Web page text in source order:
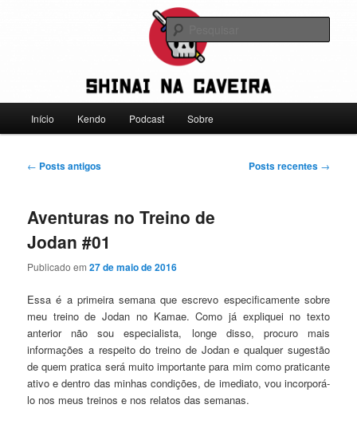
Shinai na Caveira
Falamos sobre kendo, mas não leve a gente a sério
principal
Início Kendo Podcast Sobre
Navegação
← Posts antigos Posts recentes →
Aventuras no Treino de
Jodan #01
Publicado em27 de maio de 2016
Essa é a primeira semana que escrevo especificamente sobre
meu treino de Jodan no Kamae. Como já expliquei no texto
anterior não sou especialista, longe disso, procuro mais
informações a respeito do treino de Jodan e qualquer sugestão
de quem pratica será muito importante para mim como praticante
ativo e dentro das minhas condições, de imediato, vou incorporá-
lo nos meus treinos e nos relatos das semanas.